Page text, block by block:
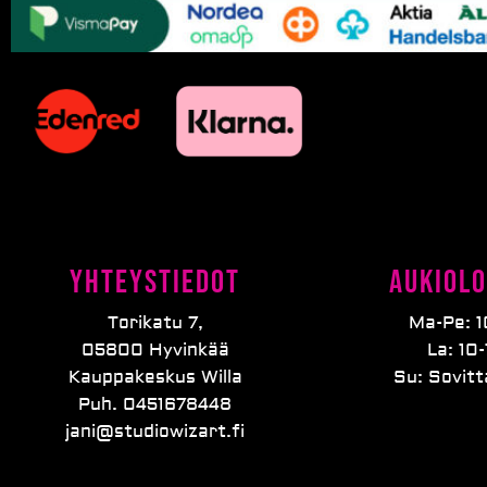
Yhteystiedot
Torikatu 7,
05800 Hyvinkää
Kauppakeskus Willa
Puh. 0451678448
jani@studiowizart.fi
Ma-Pe:
La: 10-
Su: